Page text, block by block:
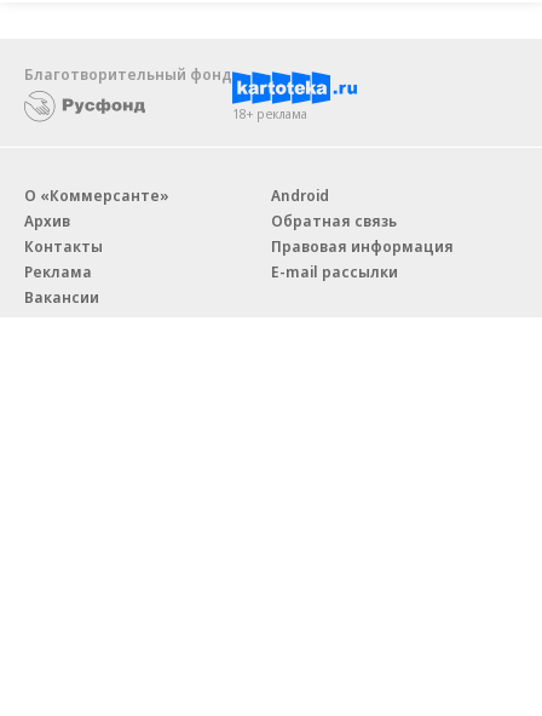
Благотворительный фонд
18+ реклама
О «Коммерсанте»
Архив
Контакты
Реклама
Вакансии
Android
Обратная связь
Правовая информация
E-mail рассылки